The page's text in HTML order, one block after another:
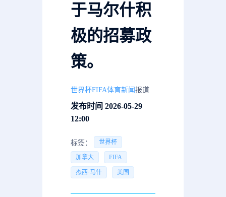
于马尔什积
极的招募政
策。
世界杯FIFA体育新闻 报道
发布时间 2026-05-29
12:00
标签： 世界杯
加拿大 FIFA
杰西·马什 美国